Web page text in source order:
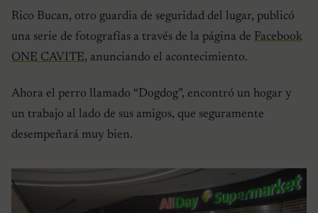
Rico Bucan, otro guardia de seguridad del lugar, publicó
una serie de fotografías a través de la página de Facebook
ONE CAVITE, anunciando el acontecimiento.
Ahora el perro llamado “Dogdog”, encontró un hogar y
un trabajo al lado de sus amigos, que seguramente
desempeñará muy bien.